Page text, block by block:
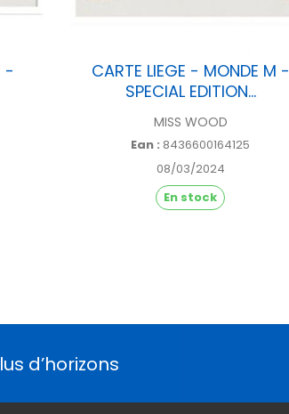
-
CARTE LIEGE - MONDE M -
SPECIAL EDITION...
MISS WOOD
Ean : 8436600164125
08/03/2024
En stock
d’horizons